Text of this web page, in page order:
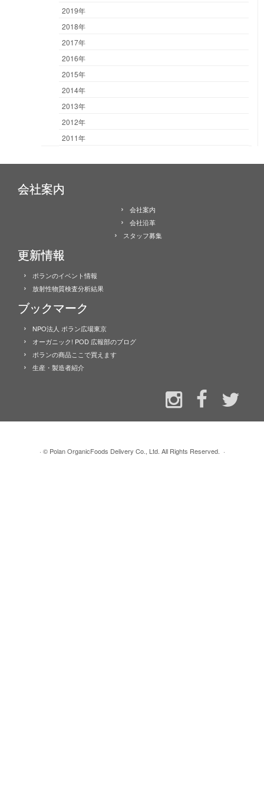
2019年
2018年
2017年
2016年
2015年
2014年
2013年
2012年
2011年
会社案内
会社案内
会社沿革
スタッフ募集
更新情報
ポランのイベント情報
放射性物質検査分析結果
ブックマーク
NPO法人 ポラン広場東京
オーガニック! POD 広報部のブログ
ポランの商品ここで買えます
生産・製造者紹介
· © Polan OrganicFoods Delivery Co., Ltd. All Rights Reserved. ·